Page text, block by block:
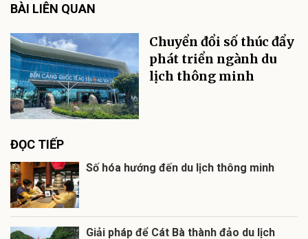
BÀI LIÊN QUAN
Chuyển đổi số thúc đẩy
phát triển ngành du
lịch thông minh
ĐỌC TIẾP
Số hóa hướng đến du lịch thông minh
Giải pháp để Cát Bà thành đảo du lịch